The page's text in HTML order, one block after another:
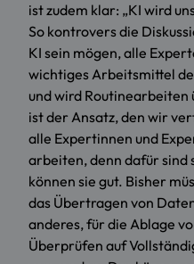
ist zudem klar: „KI wird
So kontrovers die
KI sein mögen, alle
wichtiges Arbeitsmittel
und wird Routinearbeiten
ist der Ansatz, den wir
alle Expertinnen und
arbeiten, denn dafür sind
können sie gut. Bisher
das Übertragen von
anderes, für die Ablage
Überprüfen auf